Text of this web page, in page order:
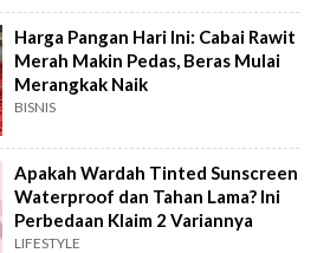
Harga Pangan Hari Ini: Cabai Rawit
Merah Makin Pedas, Beras Mulai
Merangkak Naik
BISNIS
Apakah Wardah Tinted Sunscreen
Waterproof dan Tahan Lama? Ini
Perbedaan Klaim 2 Variannya
LIFESTYLE